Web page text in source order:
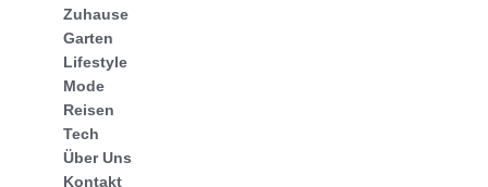
Zuhause
Garten
Lifestyle
Mode
Reisen
Tech
Über Uns
Kontakt